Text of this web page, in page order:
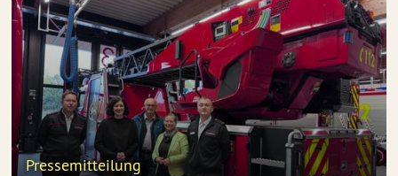
Pressemitteilung